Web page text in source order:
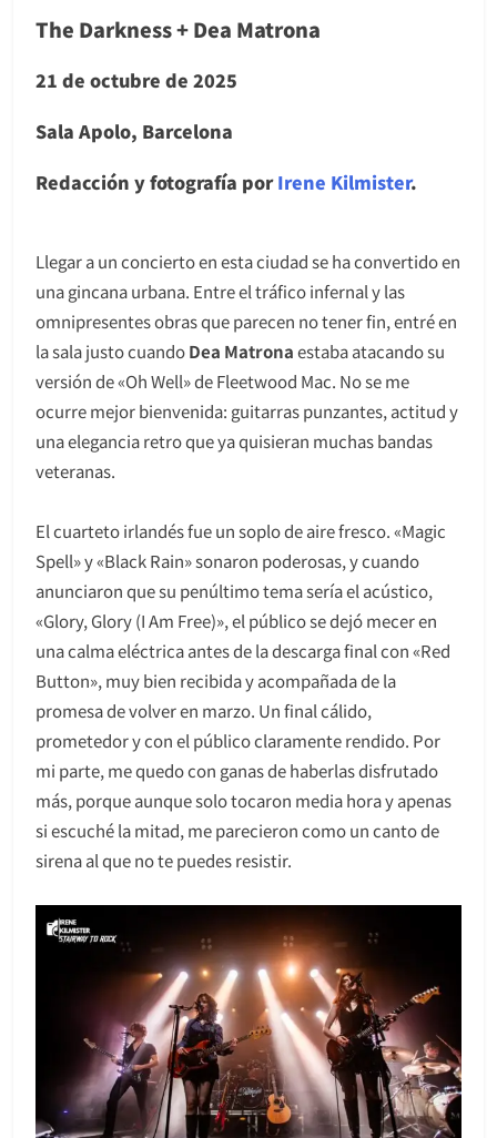
The Darkness + Dea Matrona
21 de octubre de 2025
Sala Apolo, Barcelona
Redacción y fotografía porIrene Kilmister.
Llegar a un concierto en esta ciudad se ha convertido en
una gincana urbana. Entre el tráfico infernal y las
omnipresentes obras que parecen no tener fin, entré en
la sala justo cuandoDea Matronaestaba atacando su
versión de «Oh Well» de Fleetwood Mac. No se me
ocurre mejor bienvenida: guitarras punzantes, actitud y
una elegancia retro que ya quisieran muchas bandas
veteranas.
El cuarteto irlandés fue un soplo de aire fresco. «Magic
Spell» y «Black Rain» sonaron poderosas, y cuando
anunciaron que su penúltimo tema sería el acústico,
«Glory, Glory (I Am Free)», el público se dejó mecer en
una calma eléctrica antes de la descarga final con «Red
Button», muy bien recibida y acompañada de la
promesa de volver en marzo. Un final cálido,
prometedor y con el público claramente rendido. Por
mi parte, me quedo con ganas de haberlas disfrutado
más, porque aunque solo tocaron media hora y apenas
si escuché la mitad, me parecieron como un canto de
sirena al que no te puedes resistir.